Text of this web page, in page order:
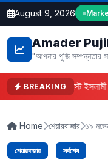
August 9, 2026
Amader
"আপনার পুজি সম্পন্নতার
BREAKINGফারইস্ট
Home শেয়ারবাজার ১৯
শেয়ারবাজার সর্বশেষ